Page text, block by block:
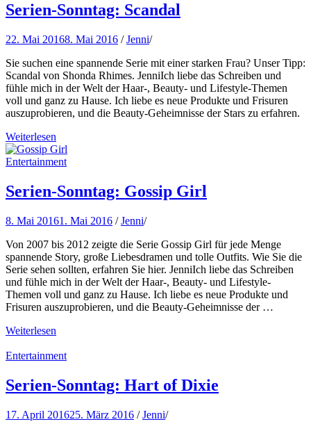
Serien-Sonntag: Scandal
22. Mai 20168. Mai 2016 /Jenni/
Sie suchen eine spannende Serie mit einer starken Frau? Unser Tipp:
Scandal von Shonda Rhimes. JenniIch liebe das Schreiben und
fühle mich in der Welt der Haar-, Beauty- und Lifestyle-Themen
voll und ganz zu Hause. Ich liebe es neue Produkte und Frisuren
auszuprobieren, und die Beauty-Geheimnisse der Stars zu erfahren.
Weiterlesen
Entertainment
Serien-Sonntag: Gossip Girl
8. Mai 20161. Mai 2016 /Jenni/
Von 2007 bis 2012 zeigte die Serie Gossip Girl für jede Menge
spannende Story, große Liebesdramen und tolle Outfits. Wie Sie die
Serie sehen sollten, erfahren Sie hier. JenniIch liebe das Schreiben
und fühle mich in der Welt der Haar-, Beauty- und Lifestyle-
Themen voll und ganz zu Hause. Ich liebe es neue Produkte und
Frisuren auszuprobieren, und die Beauty-Geheimnisse der …
Weiterlesen
Entertainment
Serien-Sonntag: Hart of Dixie
17. April 201625. März 2016 /Jenni/